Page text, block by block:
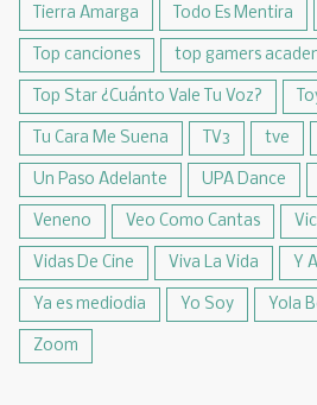
Tierra Amarga Todo Es Mentira
Top canciones top gamers
Top Star ¿Cuánto Vale Tu Voz?
Tu Cara Me Suena TV3 tve
Un Paso Adelante UPA Dance
Veneno Veo Como Cantas
Vidas De Cine Viva La Vida Y
Ya es mediodia Yo Soy Yola
Zoom